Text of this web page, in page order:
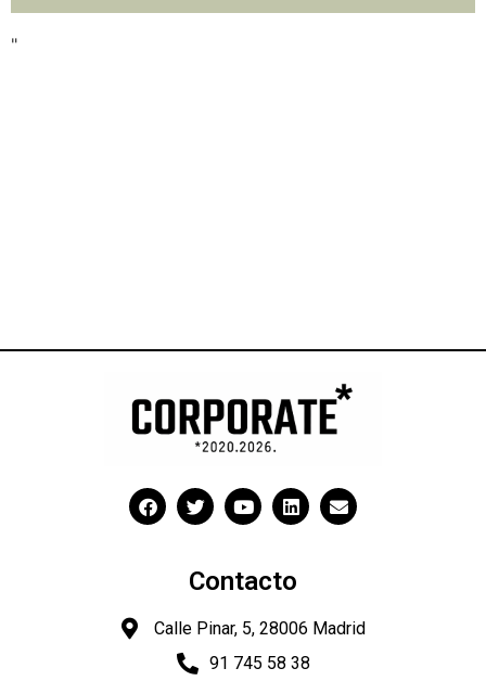
"
Contacto
Calle Pinar, 5, 28006 Madrid
91 745 58 38